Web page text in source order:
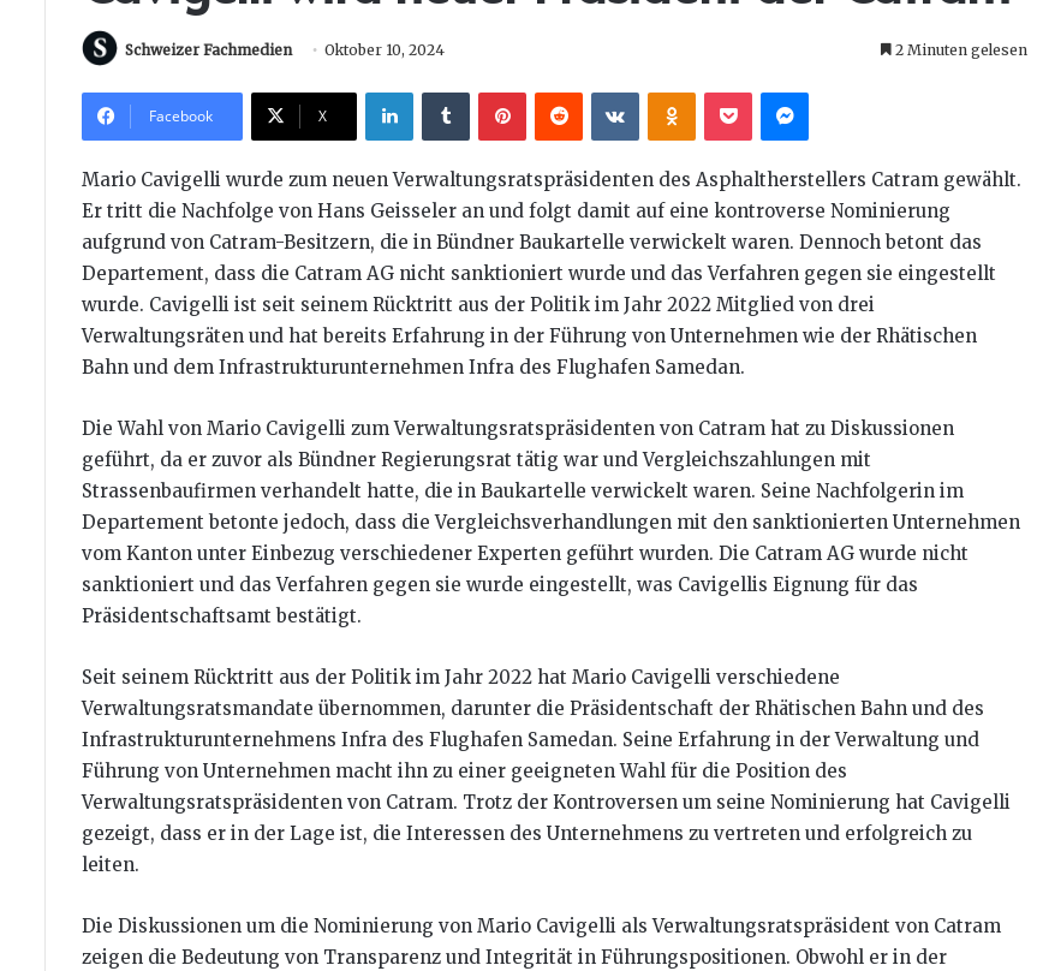
Schweizer Fachmedien Oktober 10, 2024 2 Minuten gelesen
Facebook X
LinkedInTumblrPinterestRedditVKontakteOdnoklassniki
PocketMessenger
Mario Cavigelli wurde zum neuen Verwaltungsratspräsidenten des Asphaltherstellers Catram gewählt.
Er tritt die Nachfolge von Hans Geisseler an und folgt damit auf eine kontroverse Nominierung
aufgrund von Catram-Besitzern, die in Bündner Baukartelle verwickelt waren. Dennoch betont das
Departement, dass die Catram AG nicht sanktioniert wurde und das Verfahren gegen sie eingestellt
wurde. Cavigelli ist seit seinem Rücktritt aus der Politik im Jahr 2022 Mitglied von drei
Verwaltungsräten und hat bereits Erfahrung in der Führung von Unternehmen wie der Rhätischen
Bahn und dem Infrastrukturunternehmen Infra des Flughafen Samedan.
Die Wahl von Mario Cavigelli zum Verwaltungsratspräsidenten von Catram hat zu Diskussionen
geführt, da er zuvor als Bündner Regierungsrat tätig war und Vergleichszahlungen mit
Strassenbaufirmen verhandelt hatte, die in Baukartelle verwickelt waren. Seine Nachfolgerin im
Departement betonte jedoch, dass die Vergleichsverhandlungen mit den sanktionierten Unternehmen
vom Kanton unter Einbezug verschiedener Experten geführt wurden. Die Catram AG wurde nicht
sanktioniert und das Verfahren gegen sie wurde eingestellt, was Cavigellis Eignung für das
Präsidentschaftsamt bestätigt.
Seit seinem Rücktritt aus der Politik im Jahr 2022 hat Mario Cavigelli verschiedene
Verwaltungsratsmandate übernommen, darunter die Präsidentschaft der Rhätischen Bahn und des
Infrastrukturunternehmens Infra des Flughafen Samedan. Seine Erfahrung in der Verwaltung und
Führung von Unternehmen macht ihn zu einer geeigneten Wahl für die Position des
Verwaltungsratspräsidenten von Catram. Trotz der Kontroversen um seine Nominierung hat Cavigelli
gezeigt, dass er in der Lage ist, die Interessen des Unternehmens zu vertreten und erfolgreich zu
leiten.
Die Diskussionen um die Nominierung von Mario Cavigelli als Verwaltungsratspräsident von Catram
zeigen die Bedeutung von Transparenz und Integrität in Führungspositionen. Obwohl er in der